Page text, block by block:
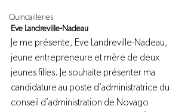
Quincailleries
Eve Landreville-Nadeau
Je me présente, Eve Landreville-Nadeau,
jeune entrepreneure et mère de deux
jeunes filles. Je souhaite présenter ma
candidature au poste d’administratrice du
conseil d’administration de Novago